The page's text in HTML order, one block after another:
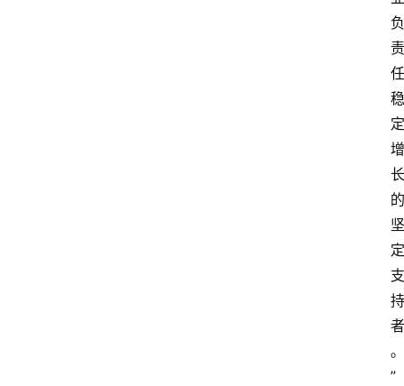
负
责
任
稳
定
增
长
的
坚
定
支
持
者
。
”